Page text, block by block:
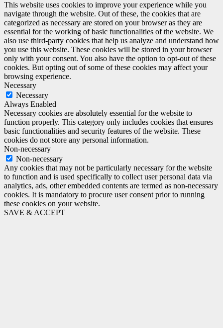
This website uses cookies to improve your experience while you
navigate through the website. Out of these, the cookies that are
categorized as necessary are stored on your browser as they are
essential for the working of basic functionalities of the website. We
also use third-party cookies that help us analyze and understand how
you use this website. These cookies will be stored in your browser
only with your consent. You also have the option to opt-out of these
cookies. But opting out of some of these cookies may affect your
browsing experience.
Necessary
Necessary
Always Enabled
Necessary cookies are absolutely essential for the website to
function properly. This category only includes cookies that ensures
basic functionalities and security features of the website. These
cookies do not store any personal information.
Non-necessary
Non-necessary
Any cookies that may not be particularly necessary for the website
to function and is used specifically to collect user personal data via
analytics, ads, other embedded contents are termed as non-necessary
cookies. It is mandatory to procure user consent prior to running
these cookies on your website.
SAVE & ACCEPT